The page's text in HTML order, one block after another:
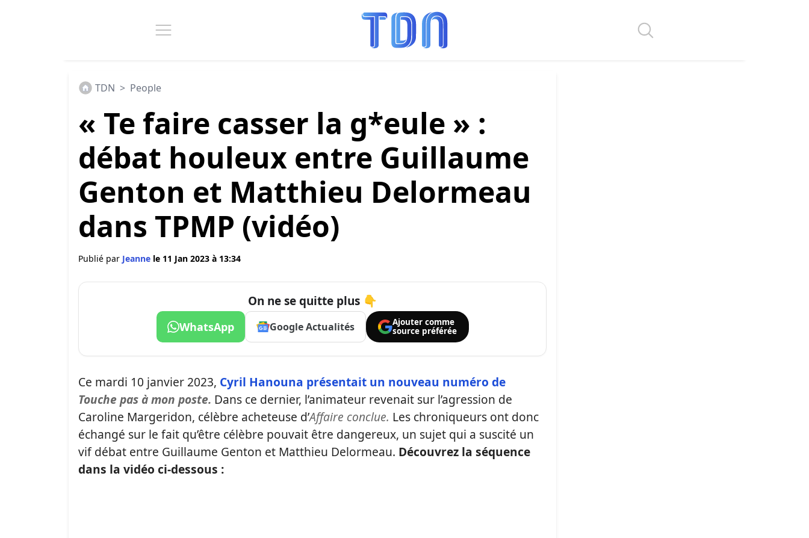
TDN > People
« Te faire casser la g*eule » :
débat houleux entre Guillaume
Genton et Matthieu Delormeau
dans TPMP (vidéo)
Publié par Jeanne le 11 Jan 2023 à 13:34
On ne se quitte plus 👇
WhatsApp Google Actualités
Ajouter comme
source préférée
Ce mardi 10 janvier 2023, Cyril Hanouna présentait un nouveau numéro de
Touche pas à mon poste. Dans ce dernier, l’animateur revenait sur l’agression de
Caroline Margeridon, célèbre acheteuse d’Affaire conclue. Les chroniqueurs ont donc
échangé sur le fait qu’être célèbre pouvait être dangereux, un sujet qui a suscité un
vif débat entre Guillaume Genton et Matthieu Delormeau. Découvrez la séquence
dans la vidéo ci-dessous :